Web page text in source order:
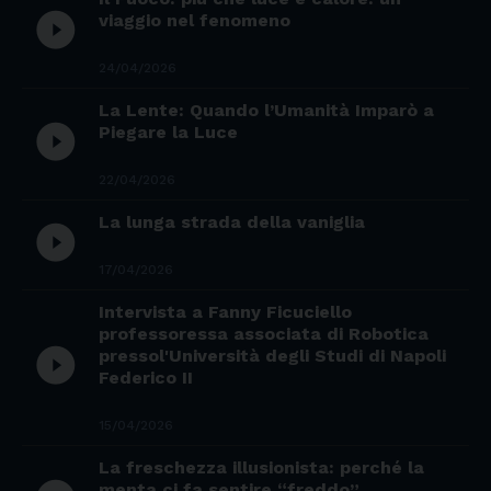
play_circle_filled
viaggio nel fenomeno
play_circle_filled
La Lente: Quando l’Umanità Imparò a
Piegare la Luce
play_circle_filled La lunga strada della vaniglia
play_circle_filled
Intervista a Fanny Ficuciello
professoressa associata di Robotica
pressol'Università degli Studi di Napoli
Federico II
La freschezza illusionista: perché la